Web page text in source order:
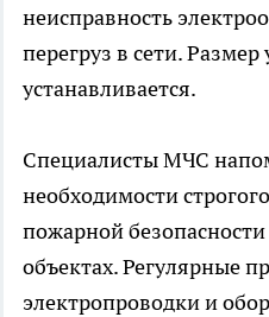
неисправность
перегруз в сети.
устанавливается.
Специалисты МЧС
необходимости
пожарной
объектах. Регулярные
электропроводки и